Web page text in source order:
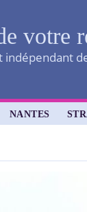
votre
NANTES